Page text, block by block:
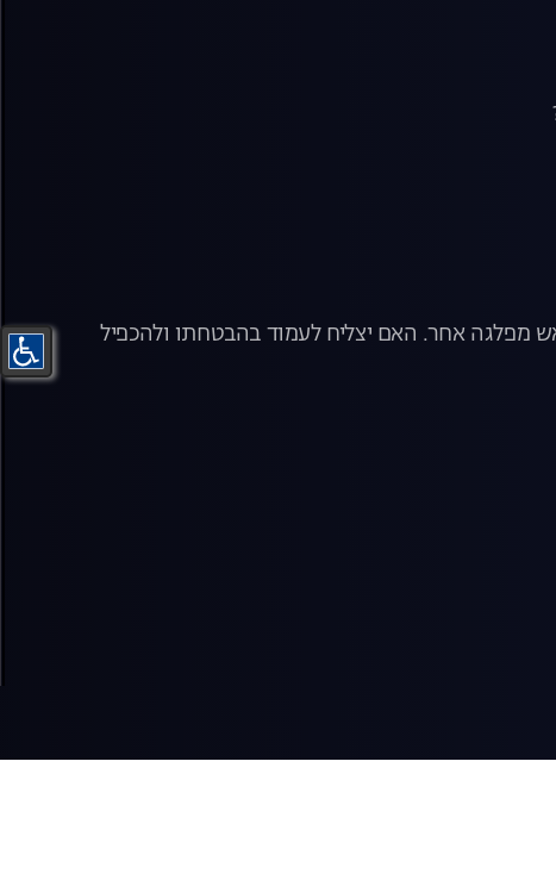
מפלגה אחר. האם יצליח לעמוד בהבטחתו ולהכפיל